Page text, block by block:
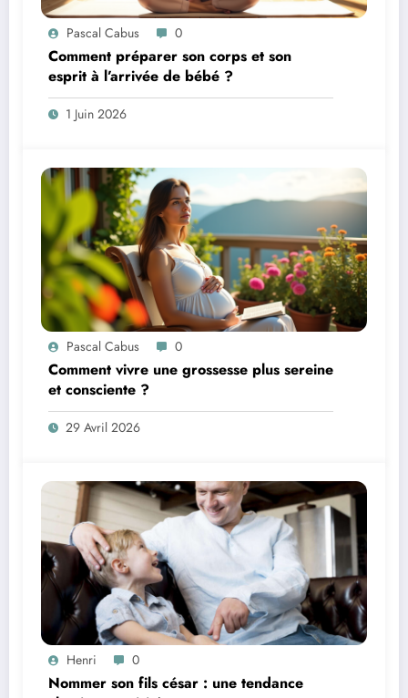
Pascal Cabus 0
Comment préparer son corps et son
esprit à l’arrivée de bébé ?
1 Juin 2026
Pascal Cabus 0
Comment vivre une grossesse plus sereine
et consciente ?
29 Avril 2026
Henri 0
Nommer son fils césar : une tendance